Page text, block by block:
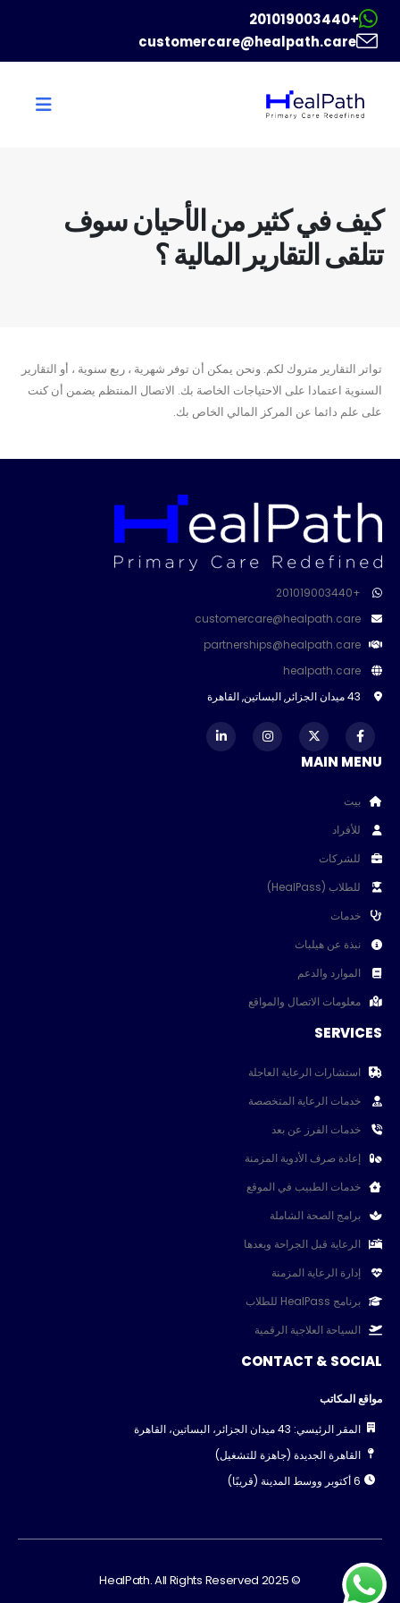
+201019003440
customercare@healpath.care
كيف في كثير من الأحيان سوف
تتلقى التقارير المالية ؟
تواتر التقارير متروك لكم. ونحن يمكن أن توفر شهرية ، ربع سنوية ، أو التقارير
السنوية اعتمادا على الاحتياجات الخاصة بك. الاتصال المنتظم يضمن أن كنت
على علم دائما عن المركز المالي الخاص بك.
+201019003440
customercare@healpath.care
partnerships@healpath.care
healpath.care
43 ميدان الجزائر, البساتين, القاهرة
MAIN MENU
بيت
للأفراد
للشركات
للطلاب (HealPass)
خدمات
نبذة عن هيلباث
الموارد والدعم
معلومات الاتصال والمواقع
SERVICES
استشارات الرعاية العاجلة
خدمات الرعاية المتخصصة
خدمات الفرز عن بعد
إعادة صرف الأدوية المزمنة
خدمات الطبيب في الموقع
برامج الصحة الشاملة
الرعاية قبل الجراحة وبعدها
إدارة الرعاية المزمنة
برنامج HealPass للطلاب
السياحة العلاجية الرقمية
CONTACT & SOCIAL
مواقع المكاتب
المقر الرئيسي: 43 ميدان الجزائر، البساتين، القاهرة
القاهرة الجديدة (جاهزة للتشغيل)
6 أكتوبر ووسط المدينة (قريبًا)
© 2025 HealPath. All Rights Reserved